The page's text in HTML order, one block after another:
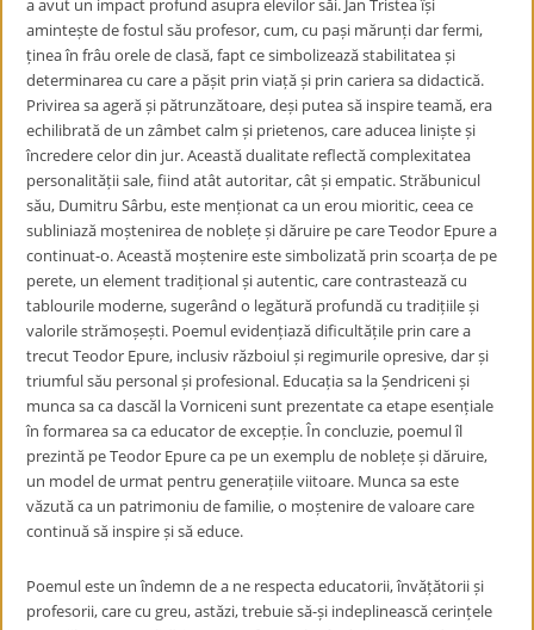
a avut un impact profund asupra elevilor săi. Jan Tristea își
amintește de fostul său profesor, cum, cu pași mărunți dar fermi,
ținea în frâu orele de clasă, fapt ce simbolizează stabilitatea și
determinarea cu care a pășit prin viață și prin cariera sa didactică.
Privirea sa ageră și pătrunzătoare, deși putea să inspire teamă, era
echilibrată de un zâmbet calm și prietenos, care aducea liniște și
încredere celor din jur. Această dualitate reflectă complexitatea
personalității sale, fiind atât autoritar, cât și empatic. Străbunicul
său, Dumitru Sârbu, este menționat ca un erou mioritic, ceea ce
subliniază moștenirea de noblețe și dăruire pe care Teodor Epure a
continuat-o. Această moștenire este simbolizată prin scoarța de pe
perete, un element tradițional și autentic, care contrastează cu
tablourile moderne, sugerând o legătură profundă cu tradițiile și
valorile strămoșești. Poemul evidențiază dificultățile prin care a
trecut Teodor Epure, inclusiv războiul și regimurile opresive, dar și
triumful său personal și profesional. Educația sa la Șendriceni și
munca sa ca dascăl la Vorniceni sunt prezentate ca etape esențiale
în formarea sa ca educator de excepție. În concluzie, poemul îl
prezintă pe Teodor Epure ca pe un exemplu de noblețe și dăruire,
un model de urmat pentru generațiile viitoare. Munca sa este
văzută ca un patrimoniu de familie, o moștenire de valoare care
continuă să inspire și să educe.
Poemul este un îndemn de a ne respecta educatorii, învățătorii și
profesorii, care cu greu, astăzi, trebuie să-și indeplinească cerințele